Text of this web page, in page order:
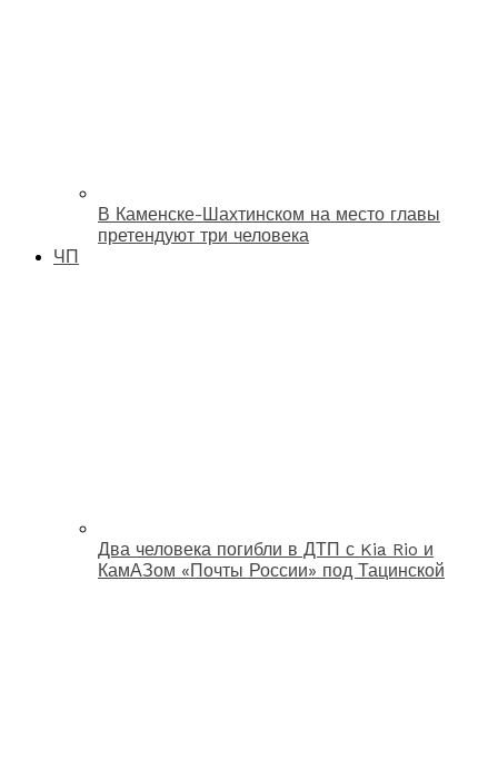
В Каменске-Шахтинском на место главы
претендуют три человека
ЧП
Два человека погибли в ДТП с Kia Rio и
КамАЗом «Почты России» под Тацинской